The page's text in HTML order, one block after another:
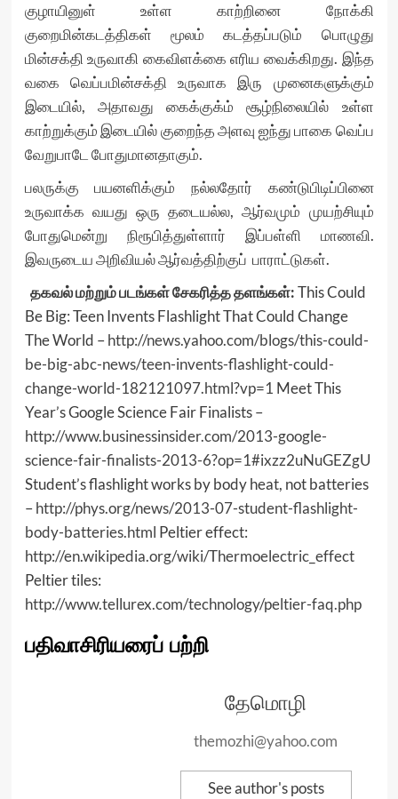
குழாயினுள் உள்ள காற்றினை நோக்கி
குறைமின்கடத்திகள் மூலம் கடத்தப்படும் பொழுது
மின்சக்தி உருவாகி கைவிளக்கை எரிய வைக்கிறது. இந்த
வகை வெப்பமின்சக்தி உருவாக இரு முனைகளுக்கும்
இடையில், அதாவது கைக்குக்ம் சூழ்நிலையில் உள்ள
காற்றுக்கும் இடையில் குறைந்த அளவு ஐந்து பாகை வெப்ப
வேறுபாடே போதுமானதாகும்.
பலருக்கு பயனளிக்கும் நல்லதோர் கண்டுபிடிப்பினை
உருவாக்க வயது ஒரு தடையல்ல, ஆர்வமும் முயற்சியும்
போதுமென்று நிரூபித்துள்ளார் இப்பள்ளி மாணவி.
இவருடைய அறிவியல் ஆர்வத்திற்குப் பாராட்டுகள்.
தகவல் மற்றும் படங்கள் சேகரித்த தளங்கள்:This Could
Be Big: Teen Invents Flashlight That Could Change
The World –http://news.yahoo.com/blogs/this-could-
be-big-abc-news/teen-invents-flashlight-could-
change-world-182121097.html?vp=1 Meet This
Year’s Google Science Fair Finalists –
http://www.businessinsider.com/2013-google-
science-fair-finalists-2013-6?op=1#ixzz2uNuGEZgU
Student’s flashlight works by body heat, not batteries
–http://phys.org/news/2013-07-student-flashlight-
body-batteries.html Peltier effect:
http://en.wikipedia.org/wiki/Thermoelectric_effect
Peltier tiles:
http://www.tellurex.com/technology/peltier-faq.php
பதிவாசிரியரைப் பற்றி
தேமொழி
themozhi@yahoo.com
See author's posts